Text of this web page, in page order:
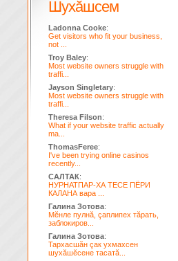
Шухăшсем
Ladonna Cooke:
Get visitors who fit your business,
not ...
Troy Baley:
Most website owners struggle with
traffi...
Jayson Singletary:
Most website owners struggle with
traffi...
Theresa Filson:
What if your website traffic actually
ma...
ThomasFeree:
I've been trying online casinos
recently...
САЛТАК:
НУРНАТПАР-ХА ТЕСЕ ПЁРИ
КАЛАНА вара ...
Галина Зотова:
Мĕнле пулнă, çаплипех тăрать,
заблокиров...
Галина Зотова:
Тархасшăн çак ухмахсен
шухăшĕсене тасатă...